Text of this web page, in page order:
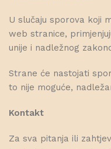
U slučaju sporova koji
web stranice,
unije i nadležnog
Strane će nastojati
to nije moguće,
Kontakt
Za sva pitanja ili